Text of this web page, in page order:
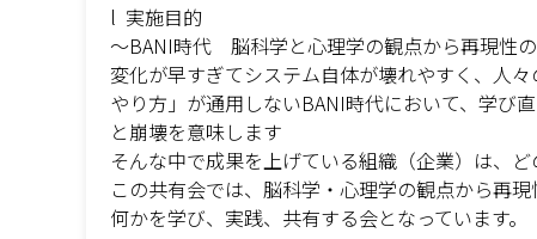
l 実施目的
〜BANI時代 脳科学と心理学の観点から再現性
変化が早すぎてシステム自体が壊れやすく、人
やり方」が通用しないBANI時代において、学び
と崩壊を意味します
そんな中で成果を上げている組織（企業）は、
この共有会では、脳科学・心理学の観点から再
何かを学び、実践、共有する会となっています。